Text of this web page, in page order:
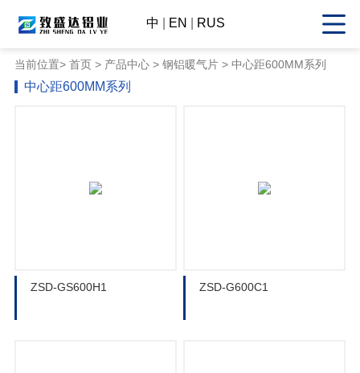
中 EN RUS
当前位置> 首页> 产品中心> 钢铝暖气片 > 中心距600MM系列
中心距600MM系列
ZSD-GS600H1 ZSD-G600C1